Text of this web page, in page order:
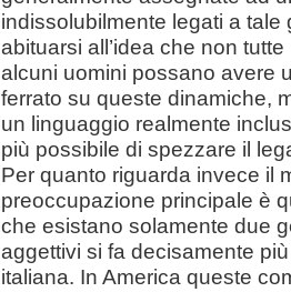
indissolubilmente legati a
abituarsi all’idea che non
alcuni uomini possano avere
ferrato su queste dinamiche,
un linguaggio realmente
più possibile di spezzare il
Per quanto riguarda invece il
preoccupazione principale è
che esistano solamente due
aggettivi si fa decisamente
italiana. In America queste